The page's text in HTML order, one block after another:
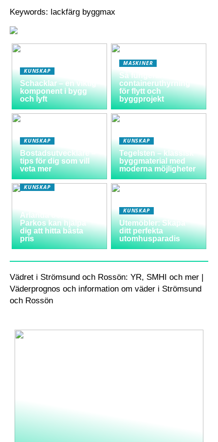
Keywords: lackfärg byggmax
KUNSKAP
Schacklar – en viktig
komponent i bygg
och lyft
MASKINER
Så fungerar
containeruthyrning
för flytt och
byggprojekt
KUNSKAP
Bostadsutvecklare –
tips för dig som vill
veta mer
KUNSKAP
Tegelsten – klassisk
byggmaterial med
moderna möjligheter
KUNSKAP
Arlanda och hur
Parkos kan hjälpa
dig att hitta bästa
pris
KUNSKAP
Utemöbler: Skapa
ditt perfekta
utomhusparadis
Vädret i Strömsund och Rossön: YR, SMHI och mer |
Väderprognos och information om väder i Strömsund
och Rossön